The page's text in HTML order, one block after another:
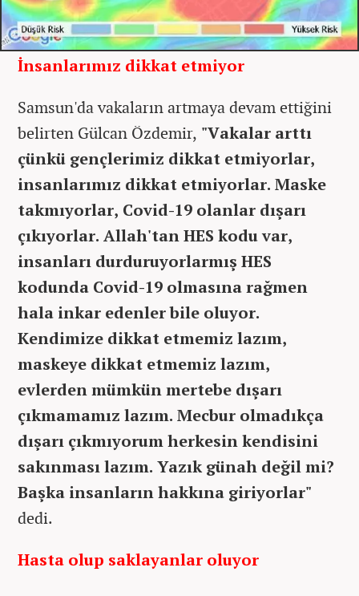
İnsanlarımız dikkat etmiyor
Samsun'da vakaların artmaya devam ettiğini
belirten Gülcan Özdemir, "Vakalar arttı
çünkü gençlerimiz dikkat etmiyorlar,
insanlarımız dikkat etmiyorlar. Maske
takmıyorlar, Covid-19 olanlar dışarı
çıkıyorlar. Allah'tan HES kodu var,
insanları durduruyorlarmış HES
kodunda Covid-19 olmasına rağmen
hala inkar edenler bile oluyor.
Kendimize dikkat etmemiz lazım,
maskeye dikkat etmemiz lazım,
evlerden mümkün mertebe dışarı
çıkmamamız lazım. Mecbur olmadıkça
dışarı çıkmıyorum herkesin kendisini
sakınması lazım. Yazık günah değil mi?
Başka insanların hakkına giriyorlar"
dedi.
Hasta olup saklayanlar oluyor